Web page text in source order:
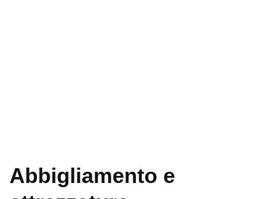
Abbigliamento e